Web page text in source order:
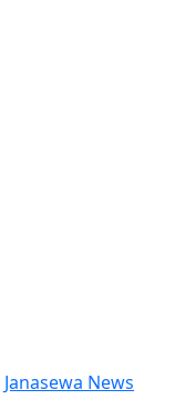
Janasewa News